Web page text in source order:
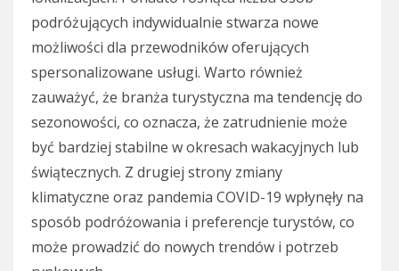
podróżujących indywidualnie stwarza nowe
możliwości dla przewodników oferujących
spersonalizowane usługi. Warto również
zauważyć, że branża turystyczna ma tendencję do
sezonowości, co oznacza, że zatrudnienie może
być bardziej stabilne w okresach wakacyjnych lub
świątecznych. Z drugiej strony zmiany
klimatyczne oraz pandemia COVID-19 wpłynęły na
sposób podróżowania i preferencje turystów, co
może prowadzić do nowych trendów i potrzeb